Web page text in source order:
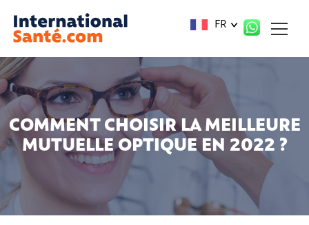
FR
COMMENT CHOISIR LA MEILLEURE
MUTUELLE OPTIQUE EN 2022 ?